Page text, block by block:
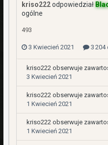
kriso222odpowiedział
ogólne
493
3 Kwiecień 2021 3 204
kriso222obserwuje
3 Kwiecień 2021
kriso222obserwuje
1 Kwiecień 2021
kriso222obserwuje
1 Kwiecień 2021